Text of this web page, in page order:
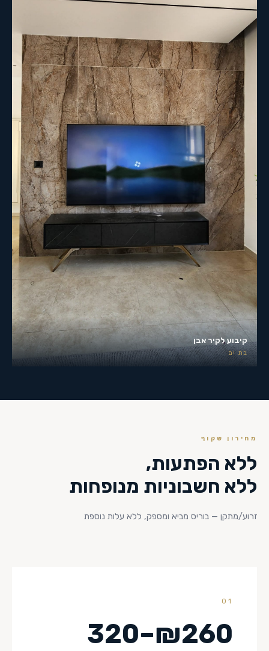
קיבוע לקיר אבן
בת ים
מחירון שקוף
ללא הפתעות,
ללא חשבוניות מנופחות
זרוע/מתקן — בוריס מביא ומספק, ללא עלות נוספת
01
₪260–320